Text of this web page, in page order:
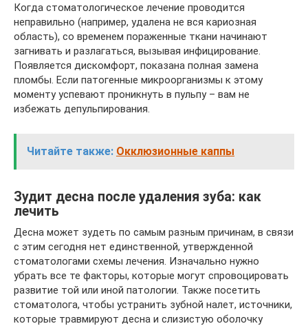
Когда стоматологическое лечение проводится
неправильно (например, удалена не вся кариозная
область), со временем пораженные ткани начинают
загнивать и разлагаться, вызывая инфицирование.
Появляется дискомфорт, показана полная замена
пломбы. Если патогенные микроорганизмы к этому
моменту успевают проникнуть в пульпу – вам не
избежать депульпирования.
Читайте также: Окклюзионные каппы
Зудит десна после удаления зуба: как
лечить
Десна может зудеть по самым разным причинам, в связи
с этим сегодня нет единственной, утвержденной
стоматологами схемы лечения. Изначально нужно
убрать все те факторы, которые могут спровоцировать
развитие той или иной патологии. Также посетить
стоматолога, чтобы устранить зубной налет, источники,
которые травмируют десна и слизистую оболочку